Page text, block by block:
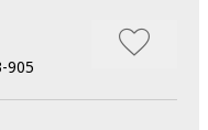
905